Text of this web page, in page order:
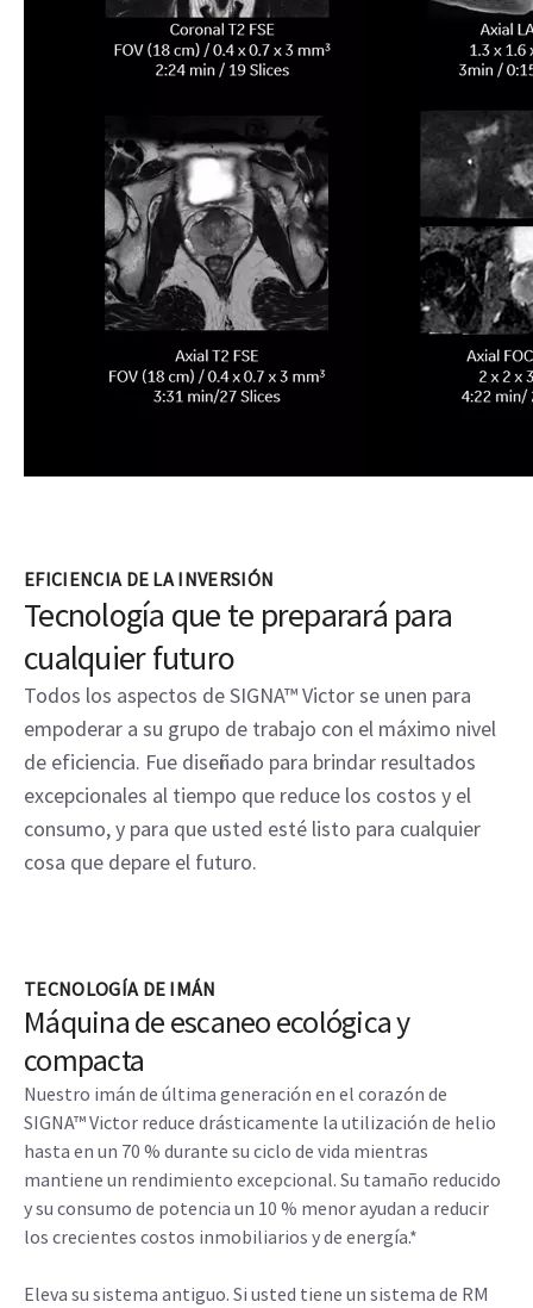
EFICIENCIA DE LA INVERSIÓN
Tecnología que te preparará para
cualquier futuro
Todos los aspectos de SIGNA™ Victor se unen para
empoderar a su grupo de trabajo con el máximo nivel
de eficiencia. Fue diseñado para brindar resultados
excepcionales al tiempo que reduce los costos y el
consumo, y para que usted esté listo para cualquier
cosa que depare el futuro.
TECNOLOGÍA DE IMÁN
Máquina de escaneo ecológica y
compacta
Nuestro imán de última generación en el corazón de
SIGNA™ Victor reduce drásticamente la utilización de helio
hasta en un 70 % durante su ciclo de vida mientras
mantiene un rendimiento excepcional. Su tamaño reducido
y su consumo de potencia un 10 % menor ayudan a reducir
los crecientes costos inmobiliarios y de energía.*
Eleva su sistema antiguo. Si usted tiene un sistema de RM